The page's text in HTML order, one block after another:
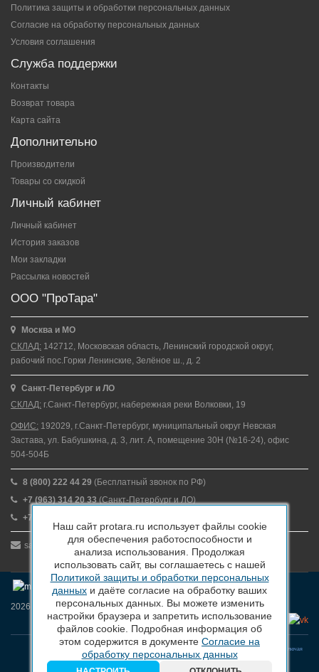
Политика защиты и обработки персональных данных
Согласие на обработку персональных данных
Условия соглашения
Служба поддержки
Контакты
Возврат товара
Карта сайта
Дополнительно
Производители
Товары со скидкой
Личный кабинет
Личный кабинет
История заказов
Мои закладки
Рассылка новостей
ООО "ПроТара"
Москва и МО
СКЛАД: 142712, Московская область, Ленинский городской округ,
рабочий пос.Горки Ленинские, Зелёное ш., д. 2
Санкт-Петербург и ЛО
СКЛАД: г.Санкт-Петербург, набережная реки Волковки, 19
ОФИС: 192029, г.Санкт-Петербург, муниципальный округ Невская
Застава, ул. Бабушкина, д. 3, лит. А, помещение 30Н (№16-24), офис
504-504Б
8 (800) 222 44 29 (Бесплатный звонок по РФ)
+7 (963) 314 20 33(Санкт-Петербург и ЛО)
+7 (963) 314 20 33
sales@protara.ru
2026 © ПроТара - Производство и продажа пластиковой тары
Вся информация, размещенная на веб-сайте protara.ru и всех поддоменах сайта protara.ru включая
тексты, графические материалы, шрифт, элементы дизайна, товарные знаки и иллюстрации/
фотографии, охраняется в соответствии с законодательством РФ
Наш сайт protara.ru использует файлы cookie
для обеспечения работоспособности и
анализа использования. Продолжая
использовать сайт, вы соглашаетесь с нашей
Политикой защиты и обработки персональных
данных и даёте согласие на обработку ваших
персональных данных. Вы можете изменить
настройки браузера и запретить использование
файлов cookie. Подробная информация об
этом содержится в документе Согласие на
обработку персональных данных